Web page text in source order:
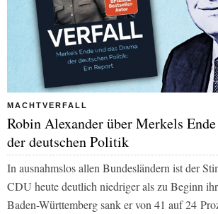
MACHTVERFALL
Robin Alexander über Merkels
der deutschen Politik
In ausnahmslos allen Bundesländern ist der
CDU heute deutlich niedriger als zu Beginn
Baden-Württemberg sank er von 41 auf 24